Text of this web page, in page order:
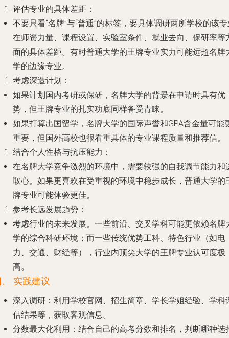
评估专业的具体差距 ：
不要只看“名牌”与“普通”的标签，要具体调研两所学校的该
在师资力量、课程设置、实验室条件、就业去向、保研率等
面的具体差距。有时普通大学的王牌专业实力可能远超名牌
学的边缘专业。
考虑深造计划 ：
如果计划国内考研或保研，名牌大学的背景在申请时具有优
势，但王牌专业的扎实功底同样备受青睐。
如果打算出国留学，名牌大学的国际声誉和GPA含金量可能
重要，但国外高校也很看重具体的专业课程质量和推荐信。
结合个人性格与抗压能力 ：
在名牌大学竞争激烈的环境中，需要较强的自我调节能力和
取心。如果更喜欢在受重视的环境中稳步成长，普通大学的
牌专业可能体验更佳。
参考长远发展趋势 ：
考虑行业的未来发展。一些前沿、交叉学科可能更依赖名牌
学的综合科研环境；而一些传统优势工科、特色行业（如电
力、交通、财经等），行业内顶尖大学的王牌专业认可度极
高。
实践建议
深入调研 ：利用学校官网、招生简章、学长学姐经验、学科
估结果等，获取客观信息。
分数最大化利用 ：结合自己的高考分数和排名，判断哪种选